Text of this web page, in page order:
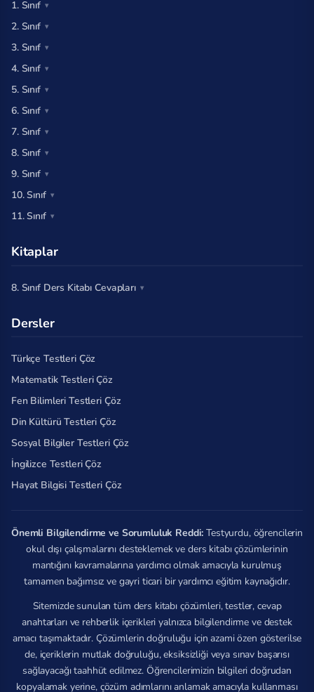
1. Sınıf
2. Sınıf
3. Sınıf
4. Sınıf
5. Sınıf
6. Sınıf
7. Sınıf
8. Sınıf
9. Sınıf
10. Sınıf
11. Sınıf
Kitaplar
8. Sınıf Ders Kitabı Cevapları
Dersler
Türkçe Testleri Çöz
Matematik Testleri Çöz
Fen Bilimleri Testleri Çöz
Din Kültürü Testleri Çöz
Sosyal Bilgiler Testleri Çöz
İngilizce Testleri Çöz
Hayat Bilgisi Testleri Çöz
Önemli Bilgilendirme ve Sorumluluk Reddi: Testyurdu, öğrencilerin
okul dışı çalışmalarını desteklemek ve ders kitabı çözümlerinin
mantığını kavramalarına yardımcı olmak amacıyla kurulmuş
tamamen bağımsız ve gayri ticari bir yardımcı eğitim kaynağıdır.
Sitemizde sunulan tüm ders kitabı çözümleri, testler, cevap
anahtarları ve rehberlik içerikleri yalnızca bilgilendirme ve destek
amacı taşımaktadır. Çözümlerin doğruluğu için azami özen gösterilse
de, içeriklerin mutlak doğruluğu, eksiksizliği veya sınav başarısı
sağlayacağı taahhüt edilmez. Öğrencilerimizin bilgileri doğrudan
kopyalamak yerine, çözüm adımlarını anlamak amacıyla kullanması